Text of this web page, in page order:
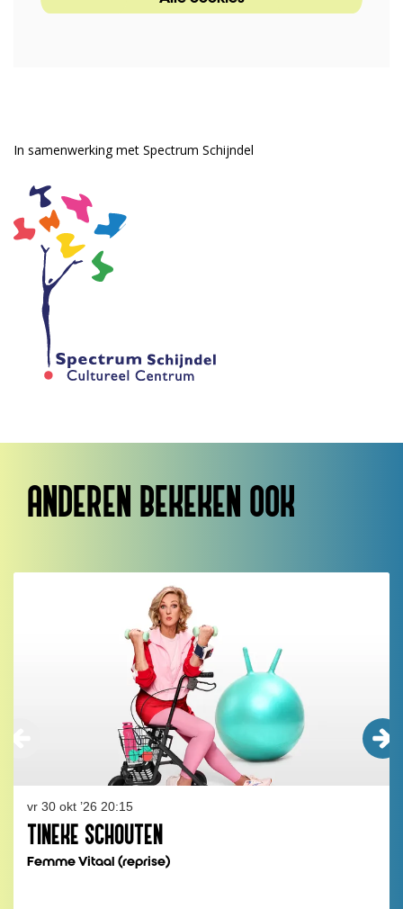
In samenwerking met Spectrum Schijndel
ANDEREN BEKEKEN OOK
TINEKE SCHOUTEN
Femme Vitaal (reprise)
vr 30 okt ’26 20:15